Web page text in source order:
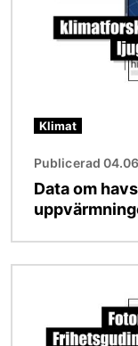
Klimat
Publicerad
Data om